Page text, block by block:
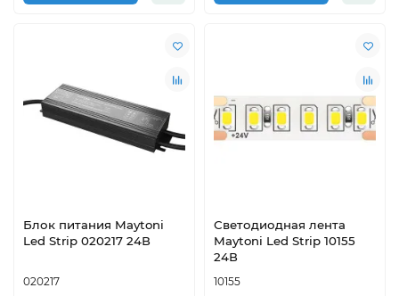
Блок питания Maytoni
Led Strip 020217 24В
020217
Светодиодная лента
Maytoni Led Strip 10155
24В
10155